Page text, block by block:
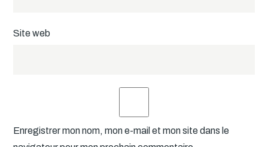
Site web
Enregistrer mon nom, mon e-mail et mon site dans le